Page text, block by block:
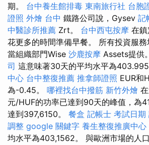
期。 台中養生館排毒 東南旅行社 台胞
證照 外燴 台中 鐵路公司說，Gysev 記
中醫診所推薦 Zrt。 台中西屯按摩 在
花更多的時間準備早餐。 所有投資服
當組織部門Wise 沙鹿按摩 Assets提供
司 這意味著30天的平均水平為
中心 台中整復推薦 推拿師證照 EUR和
為-0.45。 哪裡找台中撥筋 新竹外燴
元/HUF的功率已達到90天的峰值，為
達到397,6150。 餐盒 記帳士 考試日期
調整 google 關鍵字 養生整復推廣中心
均水平為403,1562。 與歐洲市場的人